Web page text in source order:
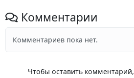
Комментарии
Комментариев пока нет.
Чтобы оставить комментарий,